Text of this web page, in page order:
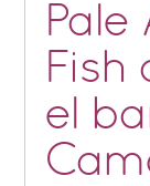
Pale
Fish
el